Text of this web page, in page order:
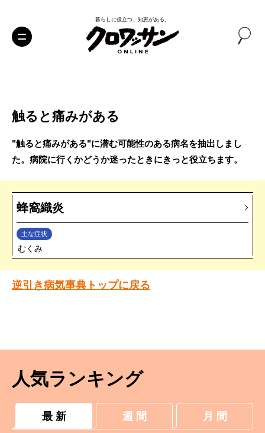
暮らしに役立つ、知恵がある。
触ると痛みがある
"触ると痛みがある"に潜む可能性のある病名を抽出しまし
た。病院に行くかどうか迷ったときにきっと役立ちます。
蜂窩織炎
主な症状
むくみ
逆引き病気事典トップに戻る
人気ランキング
最 新 週 間 月 間